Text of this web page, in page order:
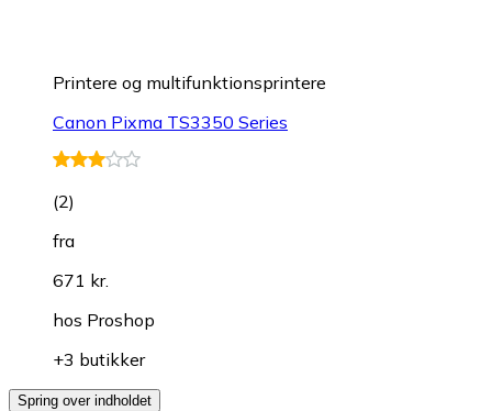
Printere og multifunktionsprintere
Canon Pixma TS3350 Series
(2)
fra
671 kr.
hos Proshop
+3 butikker
Spring over indholdet